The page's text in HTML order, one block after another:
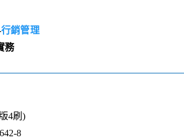
行銷管理
務
4刷)
8